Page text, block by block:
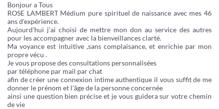
Bonjour a Tous
ROSE LAMBERT Médium pure spirituel de naissance avec mes 46
ans d'expérience.
Aujourd'hui j'ai choisi de mettre mon don au service des autres
pour les accompagner avec la bienveillances clarté.
Ma voyance est intuitive ,sans complaisance, et enrichie par mon
propre vécu .
Je vous propose des consultations personnalisées
par téléphone par mail par chat
afin de créer une connexion intime authentique il vous suffit de me
donner le prénom et l'âge de la personne concernée
ainsi une question bien précise et je vous guidera sur votre chemin
de vie